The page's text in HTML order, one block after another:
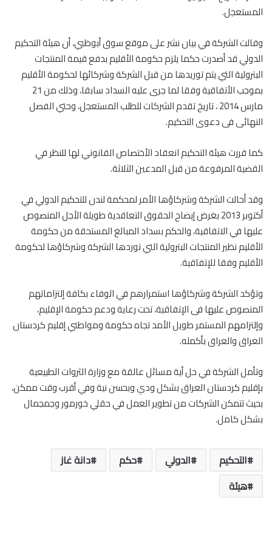
المستعجل.
وقالت الشركة في بيان نشر على موقع سوق أبوظبي، أن هيئة التحكيم
الدولي قد أصدرت حكما يلزم حكومة الأقليم بدفع قيمة المنتجات
البترولية التي يتم توريدها من قبل الشركة وشركائها لحكومة الأقليم
بموجب الأتفاقية وفقا لما جرى عليه السداد سابقا، وذلك من 21
مارس 2014 ، تاريخ تقدم الشركات للطلب المستعجل، وحتي الفصل
النهائى فى دعوى التحكيم.
كما قررت هيئة التحكيم انعقاد الأختصاص القانوني لها للنظر في
القضية المرفوعة من قبل المدعين الثلاثة.
وقد أحالت الشركة وشركاؤها الأمر لمحكمة لندن للتحكيم الدولي في
أكتوبر 2013 بغرض إيضاح الحقوق التعاقدية طويلة الأجل المنصوص
عليها في الاتفاقية، والحكم بسداد المبالغ المستحقة من حكومة
الأقليم نظير المنتجات البترولية التي توردها الشركة وشركاؤها لحكومة
الأقليم وفقا للإتفاقية.
وتؤكد الشركة وشركاؤها استمرارهم في الوفاء بكافة إلتزاماتهم
المنصوص عليها فى الإتفاقية، تحت رعاية ودعم حكومة الإقليم،
وإلتزامهم المستمر طويل الأمد تجاه حكومة ومواطني إقليم كردستان
العراق والعراق بأكمله.
وتأمل الشركة في حل أية مسائل عالقة مع وزارة الثروات الطبيعية
بإقليم كردستان العراق بشكل ودي وبحسن نية وفي أقرب وقت ممكن،
بحيث تتمكن الشركات من تطوير العمل في حقلي خورمور وجمجمال
بشكل كامل.
التحكيم الدولي حكم
دانة غاز
هيئة